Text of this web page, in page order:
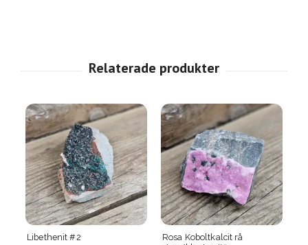
Rosa Koboltkalcit rå
Champagne Topas i matrix